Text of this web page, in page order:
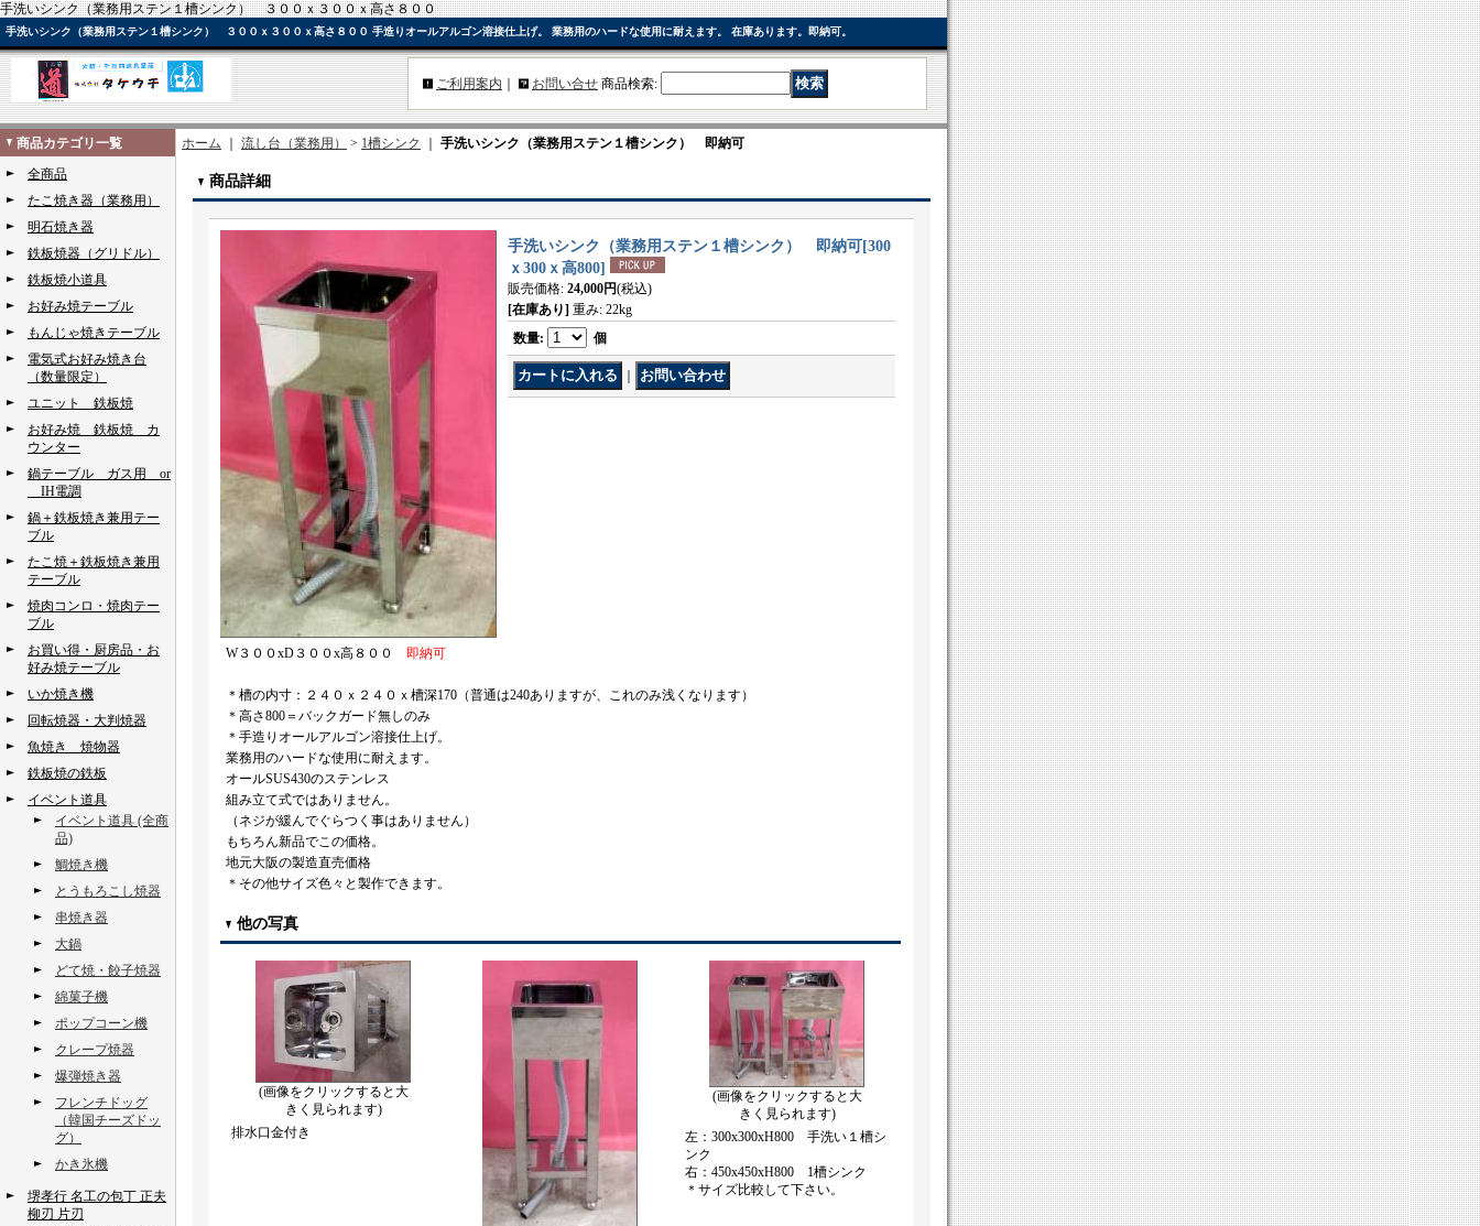
手洗いシンク（業務用ステン１槽シンク） ３００ｘ３００ｘ高さ８００
手洗いシンク（業務用ステン１槽シンク） ３００ｘ３００ｘ高さ８００ 手造りオールアルゴン溶接仕上げ。 業務用のハードな使用に耐えます。 在庫あります。即納可。
ご利用案内 お問い合せ 商品検索:
商品カテゴリ一覧
全商品
たこ焼き器（業務用）
明石焼き器
鉄板焼器（グリドル）
鉄板焼小道具
お好み焼テーブル
もんじゃ焼きテーブル
電気式お好み焼き台
（数量限定）
ユニット 鉄板焼
お好み焼 鉄板焼 カ
ウンター
鍋テーブル ガス用 or
IH電調
鍋＋鉄板焼き兼用テー
ブル
たこ焼＋鉄板焼き兼用
テーブル
焼肉コンロ・焼肉テー
ブル
お買い得・厨房品・お
好み焼テーブル
いか焼き機
回転焼器・大判焼器
魚焼き 焼物器
鉄板焼の鉄板
イベント道具
イベント道具 (全商
品)
鯛焼き機
とうもろこし焼器
串焼き器
大鍋
どて焼・餃子焼器
綿菓子機
ポップコーン機
クレープ焼器
爆弾焼き器
フレンチドッグ
（韓国チーズドッ
グ）
かき氷機
堺孝行 名工の包丁 正夫
柳刃 片刃
ホーム 流し台（業務用） > 1槽シンク 手洗いシンク（業務用ステン１槽シンク） 即納可
商品詳細
手洗いシンク（業務用ステン１槽シンク） 即納可[300
ｘ300ｘ高800]
販売価格: 24,000円(税込)
[在庫あり] 重み: 22kg
数量: 個
W３００xD３００x高８００ 即納可
＊槽の内寸：２４０ｘ２４０ｘ槽深170（普通は240ありますが、これのみ浅くなります）
＊高さ800＝バックガード無しのみ
＊手造りオールアルゴン溶接仕上げ。
業務用のハードな使用に耐えます。
オールSUS430のステンレス
組み立て式ではありません。
（ネジが緩んでぐらつく事はありません）
もちろん新品でこの価格。
地元大阪の製造直売価格
＊その他サイズ色々と製作できます。
他の写真
(画像をクリックすると大
きく見られます)
排水口金付き
(画像をクリックすると大
きく見られます)
左：300x300xH800 手洗い１槽シ
ンク
右：450x450xH800 1槽シンク
＊サイズ比較して下さい。